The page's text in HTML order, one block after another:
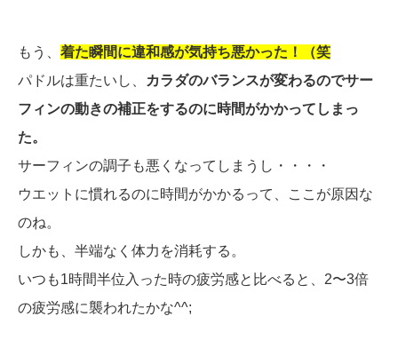
もう、 着た瞬間に違和感が気持ち悪かった！（笑
パドルは重たいし、
カラダのバランスが変わるのでサー
フィンの動きの補正をするのに時間がかかってしまっ
た。
サーフィンの調子も悪くなってしまうし・・・・
ウエットに慣れるのに時間がかかるって、ここが原因な
のね。
しかも、半端なく体力を消耗する。
いつも1時間半位入った時の疲労感と比べると、2〜3倍
の疲労感に襲われたかな^^;